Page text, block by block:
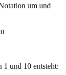
um und
1 und 10 entsteht: